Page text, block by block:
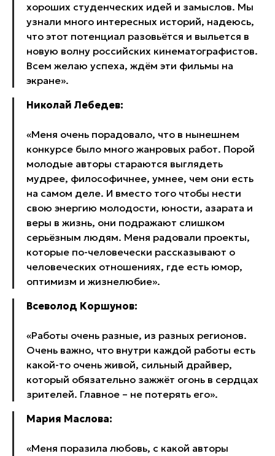
хороших студенческих идей и замыслов. Мы
узнали много интересных историй, надеюсь,
что этот потенциал разовьётся и выльется в
новую волну российских кинематографистов.
Всем желаю успеха, ждём эти фильмы на
экране».
Николай Лебедев:
«Меня очень порадовало, что в нынешнем
конкурсе было много жанровых работ. Порой
молодые авторы стараются выглядеть
мудрее, философичнее, умнее, чем они есть
на самом деле. И вместо того чтобы нести
свою энергию молодости, юности, азарата и
веры в жизнь, они подражают слишком
серьёзным людям. Меня радовали проекты,
которые по-человечески рассказывают о
человеческих отношениях, где есть юмор,
оптимизм и жизнелюбие».
Всеволод Коршунов:
«Работы очень разные, из разных регионов.
Очень важно, что внутри каждой работы есть
какой-то очень живой, сильный драйвер,
который обязательно зажжёт огонь в сердцах
зрителей. Главное – не потерять его».
Мария Маслова:
«Меня поразила любовь, с какой авторы